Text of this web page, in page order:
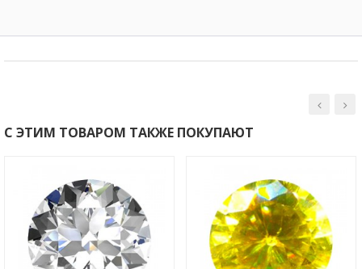
С ЭТИМ ТОВАРОМ ТАКЖЕ ПОКУПАЮТ